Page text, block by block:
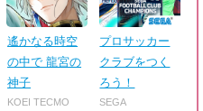
遙かなる時空
の中で 龍宮の
神子
KOEI TECMO
プロサッカー
クラブをつく
ろう！
SEGA